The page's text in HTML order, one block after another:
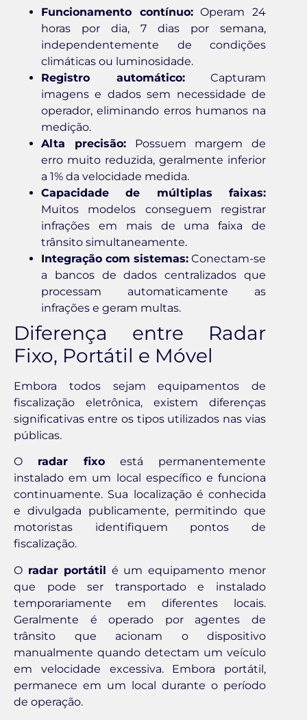
Funcionamento contínuo:Operam 24
horas por dia, 7 dias por semana,
independentemente de condições
climáticas ou luminosidade.
Registro automático:Capturam
imagens e dados sem necessidade de
operador, eliminando erros humanos na
medição.
Alta precisão:Possuem margem de
erro muito reduzida, geralmente inferior
a 1% da velocidade medida.
Capacidade de múltiplas faixas:
Muitos modelos conseguem registrar
infrações em mais de uma faixa de
trânsito simultaneamente.
Integração com sistemas: Conectam-se
a bancos de dados centralizados que
processam automaticamente as
infrações e geram multas.
Diferença entre Radar
Fixo, Portátil e Móvel
Embora todos sejam equipamentos de
fiscalização eletrônica, existem diferenças
significativas entre os tipos utilizados nas vias
públicas.
O radar fixo está permanentemente
instalado em um local específico e funciona
continuamente. Sua localização é conhecida
e divulgada publicamente, permitindo que
motoristas identifiquem pontos de
fiscalização.
O radar portátil é um equipamento menor
que pode ser transportado e instalado
temporariamente em diferentes locais.
Geralmente é operado por agentes de
trânsito que acionam o dispositivo
manualmente quando detectam um veículo
em velocidade excessiva. Embora portátil,
permanece em um local durante o período
de operação.